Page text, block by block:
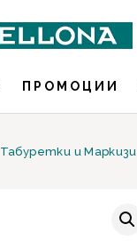
ПРОМОЦИИ
Табуретки и Маркизи